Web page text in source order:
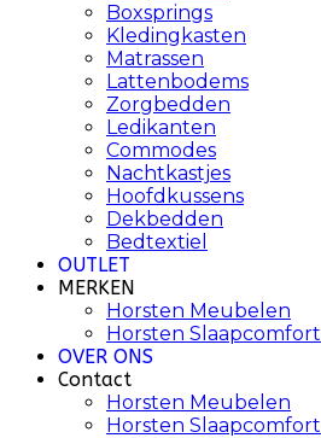
Boxsprings
Kledingkasten
Matrassen
Lattenbodems
Zorgbedden
Ledikanten
Commodes
Nachtkastjes
Hoofdkussens
Dekbedden
Bedtextiel
OUTLET
MERKEN
Horsten Meubelen
Horsten Slaapcomfort
OVER ONS
Contact
Horsten Meubelen
Horsten Slaapcomfort